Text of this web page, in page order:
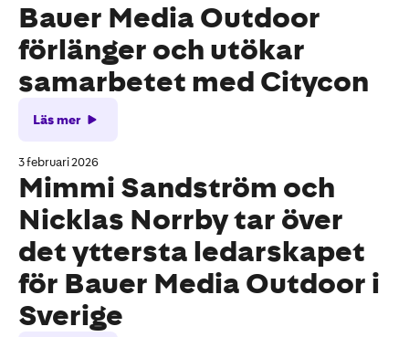
Bauer Media Outdoor
förlänger och utökar
samarbetet med Citycon
Läs mer
3 februari 2026
Mimmi Sandström och
Nicklas Norrby tar över
det yttersta ledarskapet
för Bauer Media Outdoor i
Sverige